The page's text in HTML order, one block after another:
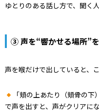
ゆとりのある話し方で、聞く
③ 声を“響かせる場所”
声を喉だけで出していると、
「頬の上あたり（頬骨の
で声を出すと、声がクリアに